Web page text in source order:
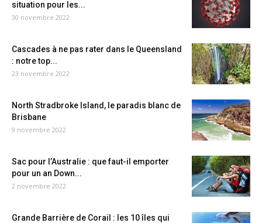
situation pour les...
30 novembre 2022
Cascades à ne pas rater dans le Queensland
: notre top...
23 novembre 2022
North Stradbroke Island, le paradis blanc de
Brisbane
9 novembre 2022
Sac pour l’Australie : que faut-il emporter
pour un an Down...
2 novembre 2022
Grande Barrière de Corail : les 10 îles qui